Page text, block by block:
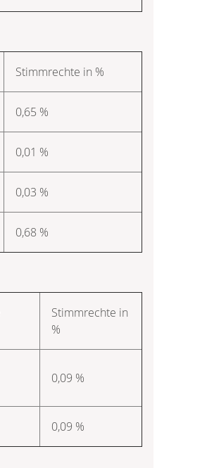
Stimmrechte in %
0,65 %
0,01 %
0,03 %
0,68 %
Stimmrechte in
%
0,09 %
0,09 %